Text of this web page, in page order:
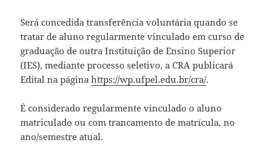
Será concedida transferência voluntária quando se
tratar de aluno regularmente vinculado em curso de
graduação de outra Instituição de Ensino Superior
(IES), mediante processo seletivo, a CRA publicará
Edital na páginahttps://wp.ufpel.edu.br/cra/.
É considerado regularmente vinculado o aluno
matriculado ou com trancamento de matrícula, no
ano/semestre atual.